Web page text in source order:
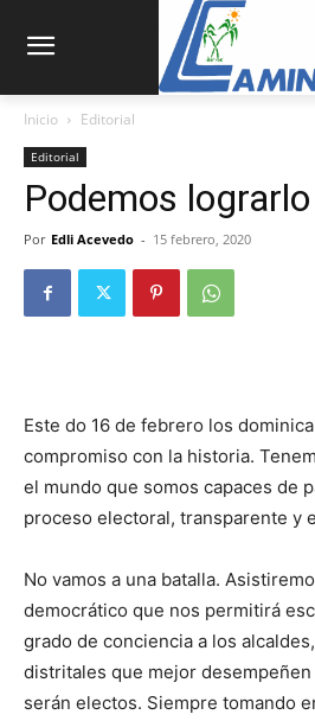
Inicio Editorial
Editorial
Podemos lograrlo
Por Edli Acevedo - 15 febrero, 2020
Este do 16 de febrero los
compromiso con la historia.
el mundo que somos capaces de
proceso electoral, transparente y
No vamos a una batalla.
democrático que nos permitirá
grado de conciencia a los
distritales que mejor
serán electos. Siempre tomando